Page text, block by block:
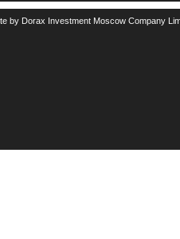
by Dorax Investment Moscow Company